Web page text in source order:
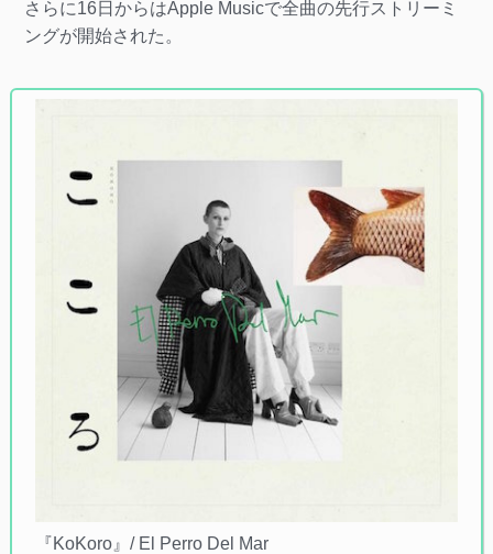
さらに16日からはApple Musicで全曲の先行ストリーミ
ングが開始された。
『KoKoro』/ El Perro Del Mar